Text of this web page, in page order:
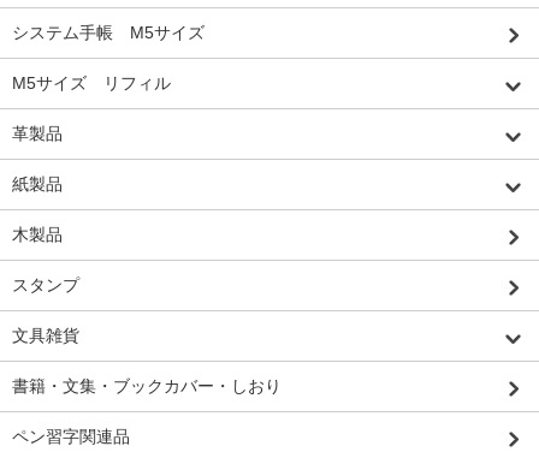
システム手帳 M5サイズ
M5サイズ リフィル
革製品
紙製品
木製品
スタンプ
文具雑貨
書籍・文集・ブックカバー・しおり
ペン習字関連品